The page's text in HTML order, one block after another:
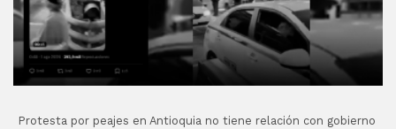
Protesta por peajes en Antioquia no tiene relación con gobierno